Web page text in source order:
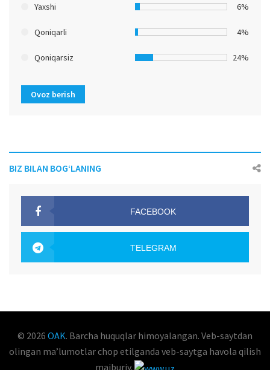
Yaxshi 6%
Qoniqarli 4%
Qoniqarsiz 24%
Ovoz berish
BIZ BILAN BOG‘LANING
FACEBOOK
TELEGRAM
© 2026 OAK. Barcha huquqlar himoyalangan. Veb-saytdan
olingan maʼlumotlar chop etilganda veb-saytga havola qilish
majburiy.